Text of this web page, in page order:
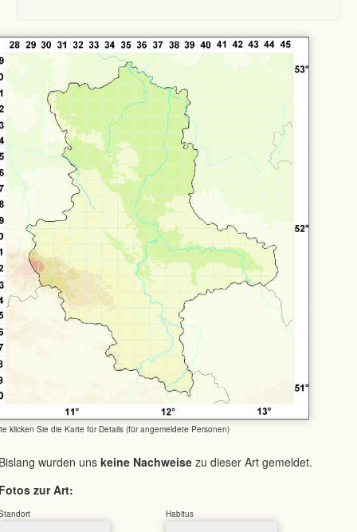
klicken Sie die Karte für Details (für angemeldete Personen)
wurden uns keine Nachweise zu dieser Art gemeldet.
zur Art:
Habitus